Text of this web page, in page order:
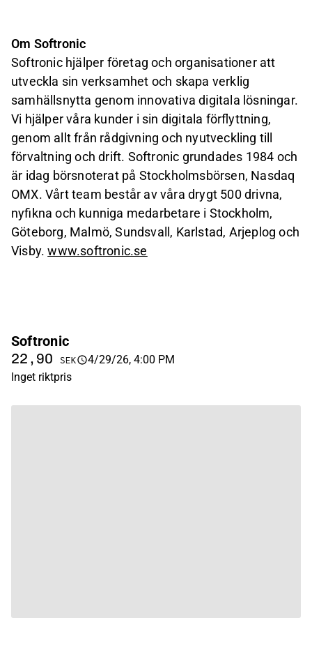
Om Softronic
Softronic hjälper företag och organisationer att
utveckla sin verksamhet och skapa verklig
samhällsnytta genom innovativa digitala lösningar.
Vi hjälper våra kunder i sin digitala förflyttning,
genom allt från rådgivning och nyutveckling till
förvaltning och drift. Softronic grundades 1984 och
är idag börsnoterat på Stockholmsbörsen, Nasdaq
OMX. Vårt team består av våra drygt 500 drivna,
nyfikna och kunniga medarbetare i Stockholm,
Göteborg, Malmö, Sundsvall, Karlstad, Arjeplog och
Visby.www.softronic.se
Softronic
22,90 SEK
4/29/26, 4:00 PM
Inget riktpris